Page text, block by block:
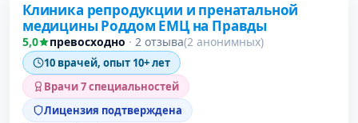
Клиника репродукции и пренатальной
медицины Роддом ЕМЦ на Правды
5,0 превосходно · 2 отзыва(2 анонимных)
10 врачей, опыт 10+ лет
Врачи 7 специальностей
Лицензия подтверждена